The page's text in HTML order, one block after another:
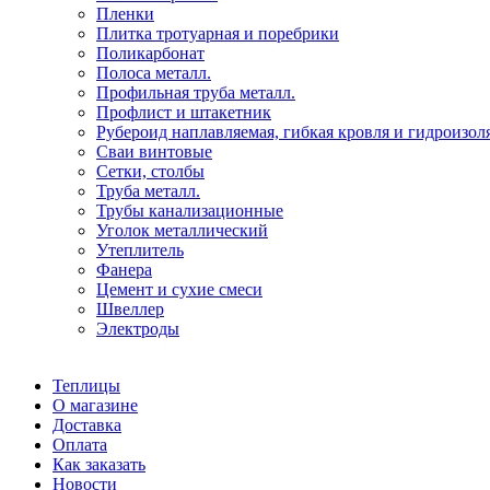
Пленки
Плитка тротуарная и поребрики
Поликарбонат
Полоса металл.
Профильная труба металл.
Профлист и штакетник
Рубероид наплавляемая, гибкая кровля и
Сваи винтовые
Сетки, столбы
Труба металл.
Трубы канализационные
Уголок металлический
Утеплитель
Фанера
Цемент и сухие смеси
Швеллер
Электроды
Теплицы
О магазине
Доставка
Оплата
Как заказать
Новости